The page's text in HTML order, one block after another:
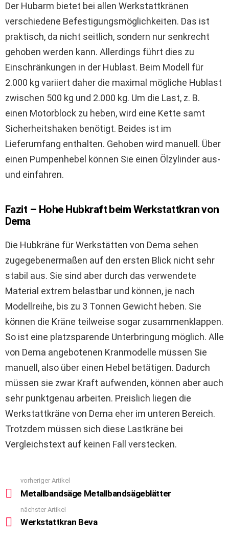
Der Hubarm bietet bei allen Werkstattkränen
verschiedene Befestigungsmöglichkeiten. Das ist
praktisch, da nicht seitlich, sondern nur senkrecht
gehoben werden kann. Allerdings führt dies zu
Einschränkungen in der Hublast. Beim Modell für
2.000 kg variiert daher die maximal mögliche Hublast
zwischen 500 kg und 2.000 kg. Um die Last, z. B.
einen Motorblock zu heben, wird eine Kette samt
Sicherheitshaken benötigt. Beides ist im
Lieferumfang enthalten. Gehoben wird manuell. Über
einen Pumpenhebel können Sie einen Ölzylinder aus-
und einfahren.
Fazit – Hohe Hubkraft beim Werkstattkran von
Dema
Die Hubkräne für Werkstätten von Dema sehen
zugegebenermaßen auf den ersten Blick nicht sehr
stabil aus. Sie sind aber durch das verwendete
Material extrem belastbar und können, je nach
Modellreihe, bis zu 3 Tonnen Gewicht heben. Sie
können die Kräne teilweise sogar zusammenklappen.
So ist eine platzsparende Unterbringung möglich. Alle
von Dema angebotenen Kranmodelle müssen Sie
manuell, also über einen Hebel betätigen. Dadurch
müssen sie zwar Kraft aufwenden, können aber auch
sehr punktgenau arbeiten. Preislich liegen die
Werkstattkräne von Dema eher im unteren Bereich.
Trotzdem müssen sich diese Lastkräne bei
Vergleichstext auf keinen Fall verstecken.
more
vorheriger Artikel
Metallbandsäge Metallbandsägeblätter
nächster Artikel
Werkstattkran Beva